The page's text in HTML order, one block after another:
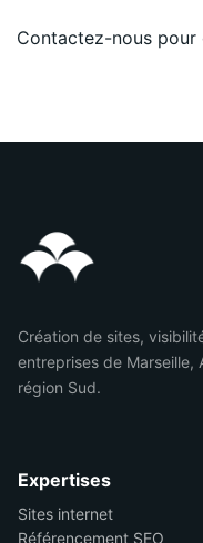
Contactez-nous
Création de sites,
entreprises de Marseille,
région Sud.
Expertises
Sites internet
Référencement SEO